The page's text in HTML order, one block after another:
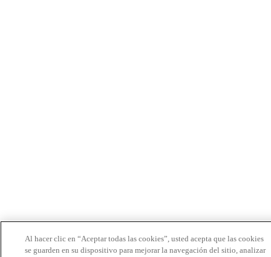
Al hacer clic en “Aceptar todas las cookies”, usted acepta que las cookies
se guarden en su dispositivo para mejorar la navegación del sitio, analizar